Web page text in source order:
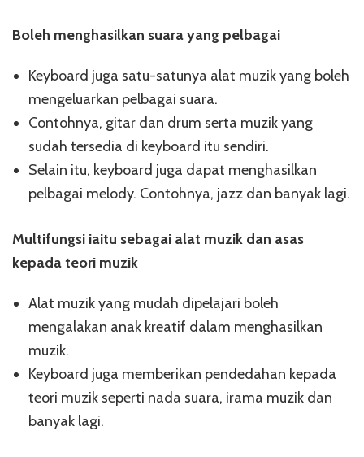
Boleh menghasilkan suara yang pelbagai
Keyboard juga satu-satunya alat muzik yang boleh
mengeluarkan pelbagai suara.
Contohnya, gitar dan drum serta muzik yang
sudah tersedia di keyboard itu sendiri.
Selain itu, keyboard juga dapat menghasilkan
pelbagai melody. Contohnya, jazz dan banyak lagi.
Multifungsi iaitu sebagai alat muzik dan asas
kepada teori muzik
Alat muzik yang mudah dipelajari boleh
mengalakan anak kreatif dalam menghasilkan
muzik.
Keyboard juga memberikan pendedahan kepada
teori muzik seperti nada suara, irama muzik dan
banyak lagi.